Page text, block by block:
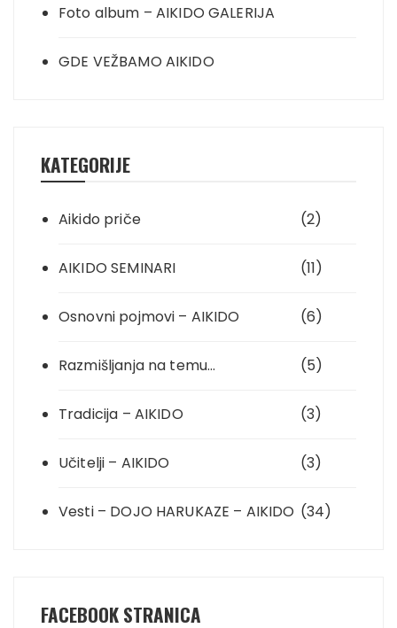
Foto album – AIKIDO GALERIJA
GDE VEŽBAMO AIKIDO
KATEGORIJE
Aikido priče (2)
AIKIDO SEMINARI (11)
Osnovni pojmovi – AIKIDO (6)
Razmišljanja na temu… (5)
Tradicija – AIKIDO (3)
Učitelji – AIKIDO (3)
Vesti – DOJO HARUKAZE – AIKIDO (34)
FACEBOOK STRANICA